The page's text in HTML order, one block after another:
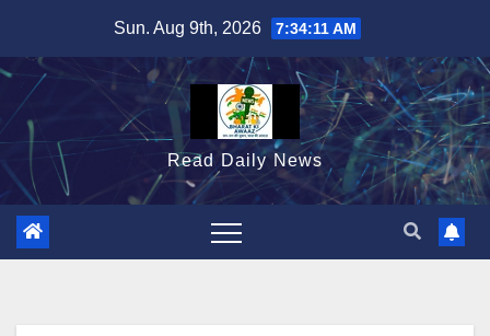
content
Sun. Aug 9th, 2026 7:34:12 AM
Read Daily News